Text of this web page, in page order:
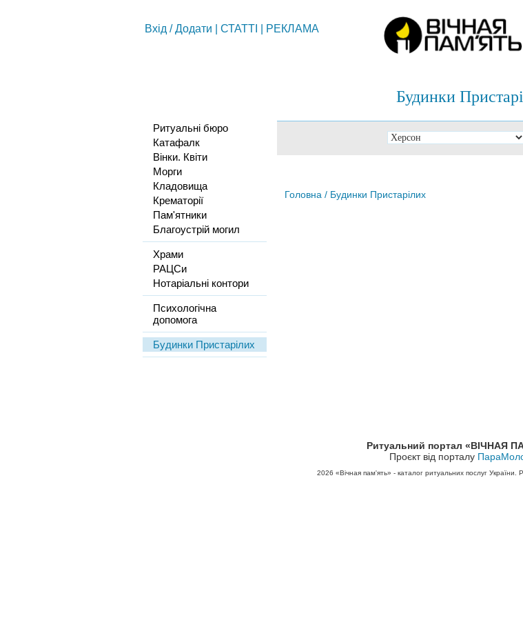
Вхід /Додати СТАТТІ РЕКЛАМА
Будинки
Ритуальні бюро
Катафалк
Вінки. Квіти
Морги
Кладовища
Крематорії
Пам'ятники
Благоустрій могил
Храми
РАЦСи
Нотаріальні контори
Психологічна
допомога
Будинки Пристарілих
Головна / Будинки Пристарілих
Ритуальний портал «ВІЧНАЯ
Проєкт від порталу
2026 «Вічная пам'ять» - каталог ритуальних послуг України.